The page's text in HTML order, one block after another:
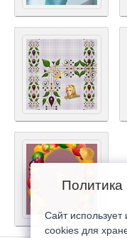
Сайт
cookies для